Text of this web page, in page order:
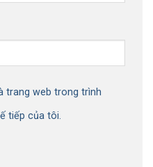
trang web trong trình
tiếp của tôi.